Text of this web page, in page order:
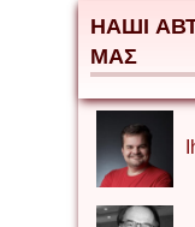
НАШІ
ΜΑΣ